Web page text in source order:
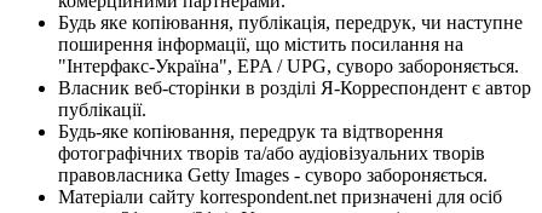
Будь яке копіювання, публікація, передрук, чи наступне
поширення інформації, що містить посилання на
"Інтерфакс-Україна", EPA / UPG, суворо забороняється.
Власник веб-сторінки в розділі Я-Корреспондент є автор
публікації.
Будь-яке копіювання, передрук та відтворення
фотографічних творів та/або аудіовізуальних творів
правовласника Getty Images - суворо забороняється.
Матеріали сайту korrespondent.net призначені для осіб